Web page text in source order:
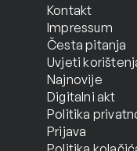
Kontakt
Impressum
Česta pitanja
Uvjeti
Najnovije
Digitalni akt
Politika
Prijava